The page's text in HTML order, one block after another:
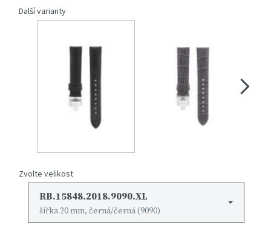
Další varianty
Zvolte velikost
RB.15848.2018.9090.XL
šířka 20 mm, černá/černá (9090)